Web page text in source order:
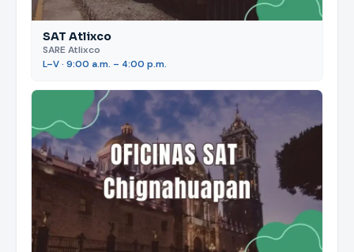
SAT Atlixco
SARE Atlixco
L–V · 9:00 a.m. – 4:00 p.m.